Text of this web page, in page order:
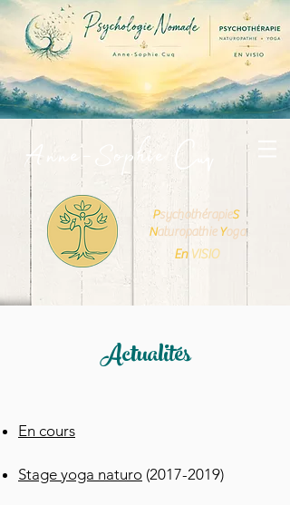
Anne-Sophie Cuq
PsychothérapieS
NaturopathieYoga
En VISIO
Actualités
En cours
Stage yoga naturo (2017-2019)